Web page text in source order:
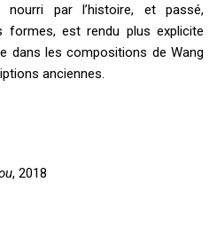
par l’histoire, et passé,
formes, est rendu plus explicite
dans les compositions de Wang
anciennes.
, 2018